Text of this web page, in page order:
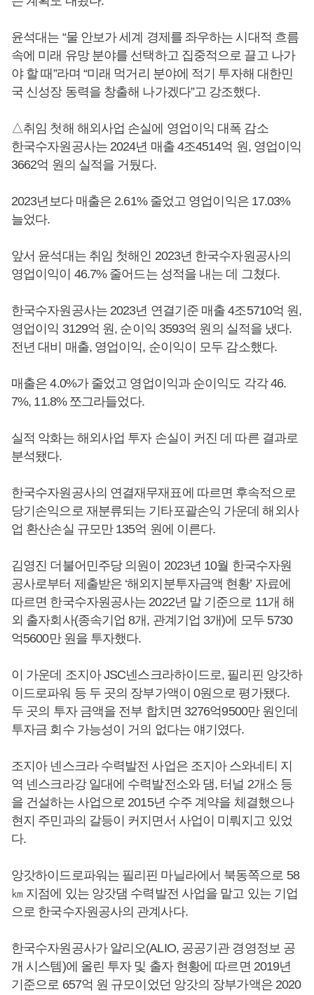
윤석대는 “물 안보가 세계 경제를 좌우하는 시대적 흐름
속에 미래 유망 분야를 선택하고 집중적으로 끌고 나가
야 할 때”라며 “미래 먹거리 분야에 적기 투자해 대한민
국 신성장 동력을 창출해 나가겠다”고 강조했다.
△취임 첫해 해외사업 손실에 영업이익 대폭 감소
한국수자원공사는 2024년 매출 4조4514억 원, 영업이익
3662억 원의 실적을 거뒀다.
2023년보다 매출은 2.61% 줄었고 영업이익은 17.03%
늘었다.
앞서 윤석대는 취임 첫해인 2023년 한국수자원공사의
영업이익이 46.7% 줄어드는 성적을 내는 데 그쳤다.
한국수자원공사는 2023년 연결기준 매출 4조5710억 원,
영업이익 3129억 원, 순이익 3593억 원의 실적을 냈다.
전년 대비 매출, 영업이익, 순이익이 모두 감소했다.
매출은 4.0%가 줄었고 영업이익과 순이익도 각각 46.
7%, 11.8% 쪼그라들었다.
실적 악화는 해외사업 투자 손실이 커진 데 따른 결과로
분석됐다.
한국수자원공사의 연결재무재표에 따르면 후속적으로
당기손익으로 재분류되는 기타포괄손익 가운데 해외사
업 환산손실 규모만 135억 원에 이른다.
김영진 더불어민주당 의원이 2023년 10월 한국수자원
공사로부터 제출받은 ‘해외지분투자금액 현황’ 자료에
따르면 한국수자원공사는 2022년 말 기준으로 11개 해
외 출자회사(종속기업 8개, 관계기업 3개)에 모두 5730
억5600만 원을 투자했다.
이 가운데 조지아 JSC넨스크라하이드로, 필리핀 앙갓하
이드로파워 등 두 곳의 장부가액이 0원으로 평가됐다.
두 곳의 투자 금액을 전부 합치면 3276억9500만 원인데
투자금 회수 가능성이 거의 없다는 얘기였다.
조지아 넨스크라 수력발전 사업은 조지아 스와네티 지
역 넨스크라강 일대에 수력발전소와 댐, 터널 2개소 등
을 건설하는 사업으로 2015년 수주 계약을 체결했으나
현지 주민과의 갈등이 커지면서 사업이 미뤄지고 있었
다.
앙갓하이드로파워는 필리핀 마닐라에서 북동쪽으로 58
㎞ 지점에 있는 앙갓댐 수력발전 사업을 맡고 있는 기업
으로 한국수자원공사의 관계사다.
한국수자원공사가 알리오(ALIO, 공공기관 경영정보 공
개 시스템)에 올린 투자 및 출자 현황에 따르면 2019년
기준으로 657억 원 규모이었던 앙갓의 장부가액은 2020